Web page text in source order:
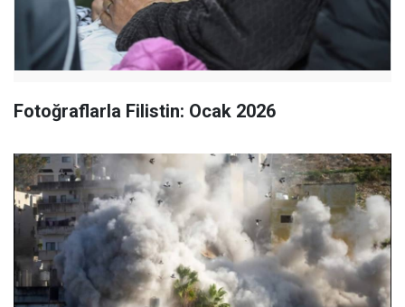
Fotoğraflarla Filistin: Ocak 2026